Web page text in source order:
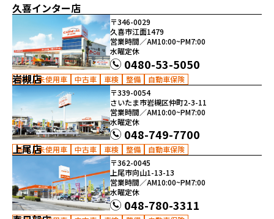
久喜インター店
〒346-0029
久喜市江面1479
営業時間／AM10:00~PM7:00
水曜定休
0480-53-5050
新車 未使用車 中古車 車検 整備 自動車保険
岩槻店
〒339-0054
さいたま市岩槻区仲町2-3-11
営業時間／AM10:00~PM7:00
水曜定休
048-749-7700
新車 未使用車 中古車 車検 整備 自動車保険
上尾店
〒362-0045
上尾市向山1-13-13
営業時間／AM10:00~PM7:00
水曜定休
048-780-3311